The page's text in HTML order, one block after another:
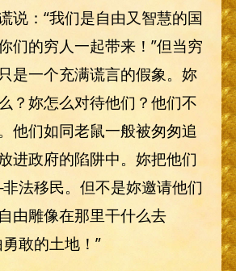
说：“我们是自由又智慧的国
们的穷人一起带来！”但当穷
是一个充满谎言的假象。妳
？妳怎么对待他们？他们不
他们如同老鼠一般被匆匆追
进政府的陷阱中。妳把他们
法移民。但不是妳邀请他们
由雕像在那里干什么去
敢的土地！”